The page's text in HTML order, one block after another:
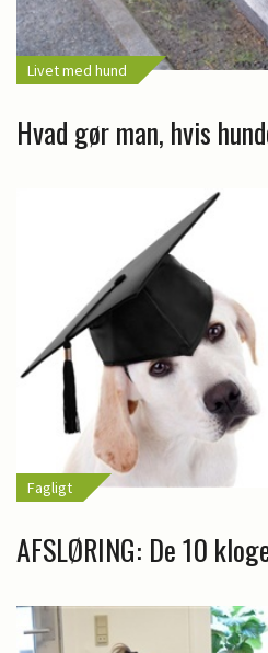
Livet med hund
Hvad gør man, hvis
Fagligt
AFSLØRING: De 10